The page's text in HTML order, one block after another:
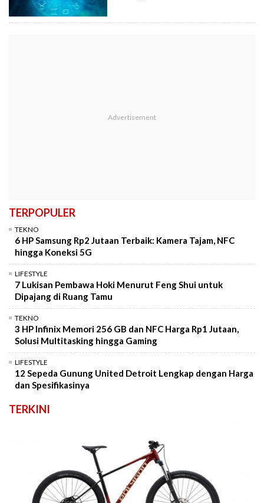
TERPOPULER
TEKNO
6 HP Samsung Rp2 Jutaan Terbaik: Kamera Tajam, NFC
hingga Koneksi 5G
LIFESTYLE
7 Lukisan Pembawa Hoki Menurut Feng Shui untuk
Dipajang di Ruang Tamu
TEKNO
3 HP Infinix Memori 256 GB dan NFC Harga Rp1 Jutaan,
Solusi Multitasking hingga Gaming
LIFESTYLE
12 Sepeda Gunung United Detroit Lengkap dengan Harga
dan Spesifikasinya
TERKINI